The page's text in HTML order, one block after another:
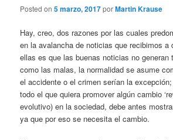
Posted on5 marzo, 2017porMartin Krause
Hay, creo, dos razones por las cuales
en la avalancha de noticias que recibimos a
ellas es que las buenas noticias no generan
como las malas, la normalidad se asume
el accidente o el crimen serían la
todo el que quiera promover algún cambio
evolutivo) en la sociedad, debe antes
ya que por eso se necesita el cambio.